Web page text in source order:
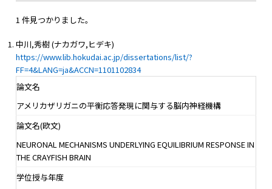
1 件見つかりました。
中川,秀樹 (ナカガワ,ヒデキ)
https://www.lib.hokudai.ac.jp/dissertations/list/?
FF=4&LANG=ja&ACCN=1101102834
論文名
アメリカザリガニの平衡応答発現に関与する脳内神経機構
論文名(欧文)
NEURONAL MECHANISMS UNDERLYING EQUILIBRIUM RESPONSE IN
THE CRAYFISH BRAIN
学位授与年度